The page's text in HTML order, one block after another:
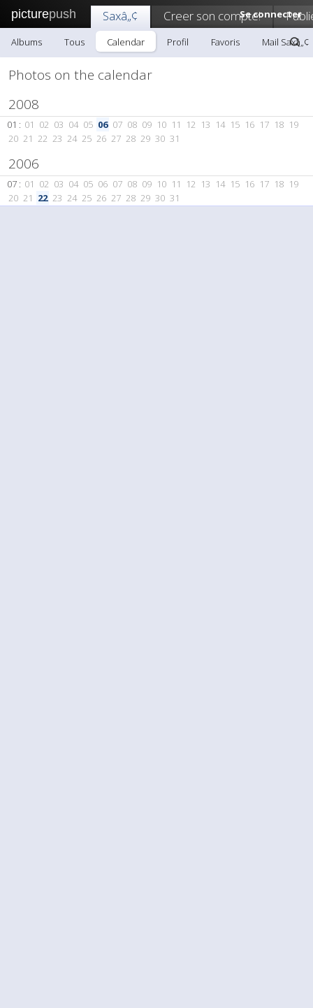
picturepush Se connecter
Saxâ„¢ Creer son compte!
Albums Tous Calendar Profil Favoris Mail Saxâ„¢
Photos on the calendar
2008
01 : 01 02 03 04 05 06 07 08 09 10 11 12 13 14 15 16 17 18 19
20 21 22 23 24 25 26 27 28 29 30 31
2006
07 : 01 02 03 04 05 06 07 08 09 10 11 12 13 14 15 16 17 18 19
20 21 22 23 24 25 26 27 28 29 30 31